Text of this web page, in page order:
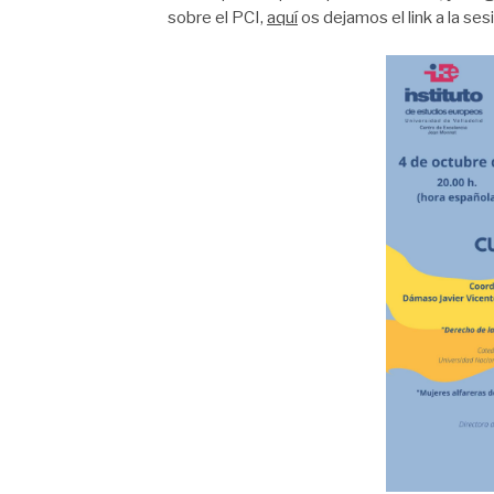
sobre el PCI, aquíos dejamos el link a la